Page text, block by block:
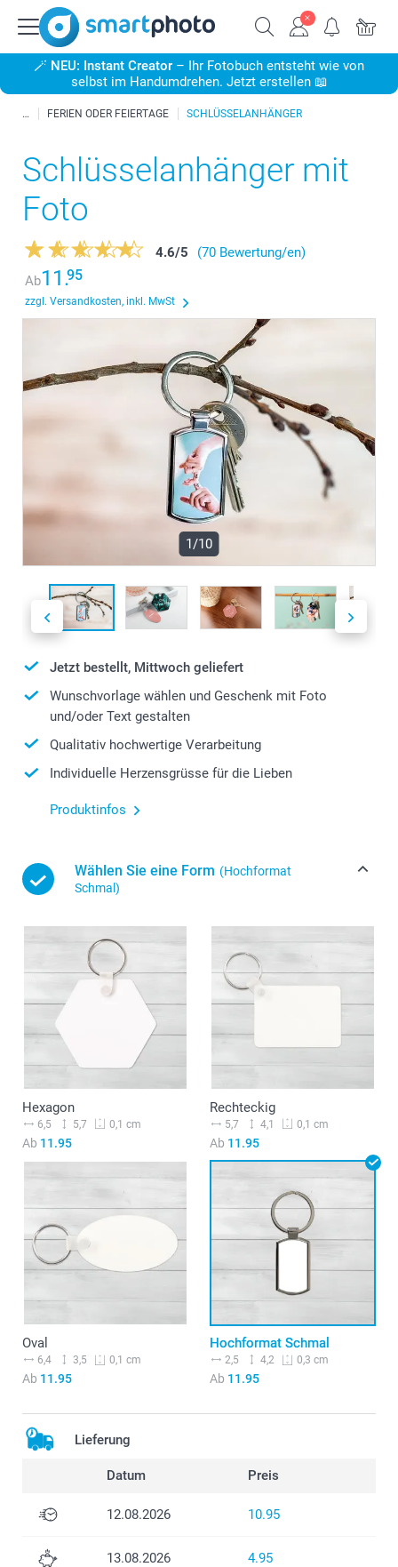
🪄 NEU: Instant Creator – Ihr Fotobuch entsteht wie von
selbst im Handumdrehen. Jetzt erstellen 📖
FERIEN ODER FEIERTAGE SCHLÜSSELANHÄNGER
Schlüsselanhänger mit
Foto
4.6/5
(70 Bewertung/en)
Ab11.95
zzgl. Versandkosten, inkl. MwSt
1/10
Jetzt bestellt, Mittwoch geliefert
Wunschvorlage wählen und Geschenk mit Foto
und/oder Text gestalten
Qualitativ hochwertige Verarbeitung
Individuelle Herzensgrüsse für die Lieben
Produktinfos
Wählen Sie eine Form (Hochformat
Schmal)
Hexagon
6,5 5,7 0,1 cm
Ab 11.95
Rechteckig
5,7 4,1 0,1 cm
Ab 11.95
Oval
6,4 3,5 0,1 cm
Ab 11.95
Hochformat Schmal
2,5 4,2 0,3 cm
Ab 11.95
Lieferung
Datum Preis
12.08.2026 10.95
13.08.2026 4.95